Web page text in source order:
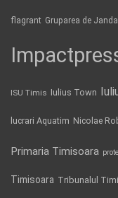
flagrant Gruparea de
ISU Timis Iulius Town
lucrari Aquatim Nicolae
Primaria Timisoara
Timisoara Tribunalul